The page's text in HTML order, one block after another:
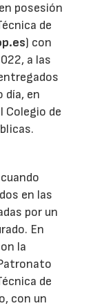
posesión
de
) con
a las
día, en
Colegio de
en las
por un
En
la
de
con un